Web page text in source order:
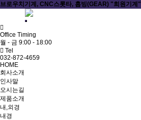
브로우치기계, CNC스롯타, 홉빙(GEAR) "희원기계"
Office Timing
월 - 금 9:00 - 18:00
Tel
032-872-4659
HOME
회사소개
인사말
오시는길
제품소개
내,외경
내경